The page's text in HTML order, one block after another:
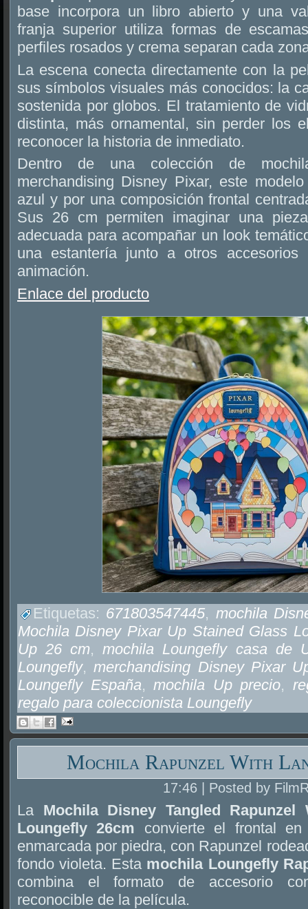
base incorpora un libro abierto y una
franja superior utiliza formas de
perfiles rosados y crema separan cada
La escena conecta directamente con la
sus símbolos visuales más conocidos: la
sostenida por globos. El tratamiento de
distinta, más ornamental, sin perder los
reconocer la historia de inmediato.
Dentro de una colección de
merchandising Disney Pixar, este
azul y por una composición frontal
Sus 26 cm permiten imaginar una
adecuada para acompañar un look
una estantería junto a otros
animación.
Enlace del producto
Etiquetas: 671803547445, mochila
Mochila Disney Pixar Up Stained Glass
Up 26 cm,mochila Loungefly casa de
Loungefly,merchandising Disney Pixar
Loungefly España,mochila Up precio,
regalo para coleccionista Loungefly
Mochila Rapunzel With
17:46 | Posted by
La Mochila Disney Tangled Rapunzel
Loungefly 26cm convierte el frontal
enmarcada por piedra, con Rapunzel
fondo violeta. Esta mochila Loungefly
combina el formato de accesorio
reconocible de la película.